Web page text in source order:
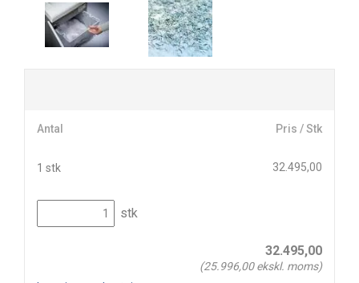
Antal Pris / Stk
1 stk 32.495,00
stk
32.495,00
(25.996,00ekskl. moms)